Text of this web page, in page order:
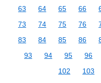
63
64 65 66
73
74 75 76
83
84 85 86
93
94 95 96
102
103